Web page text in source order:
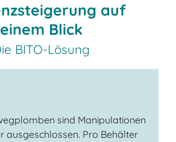
auf
einem Blick
BITO-Lösung
sind Manipulationen
ausgeschlossen. Pro Behälter